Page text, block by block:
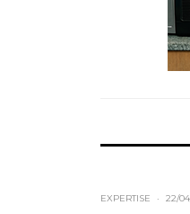
EXPERTISE · 22/